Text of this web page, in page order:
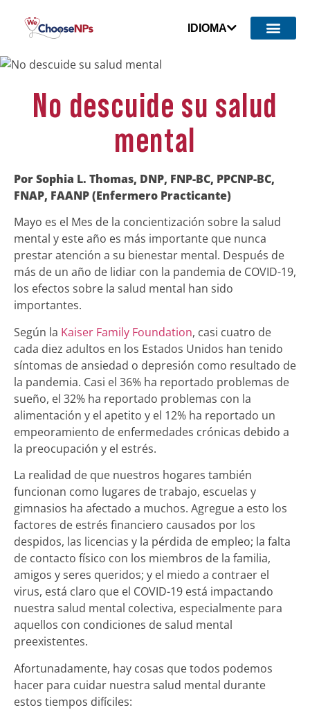
IDIOMA
No descuide su salud
mental
Por Sophia L. Thomas, DNP, FNP-BC, PPCNP-BC,
FNAP, FAANP (Enfermero Practicante)
Mayo es el Mes de la concientización sobre la salud
mental y este año es más importante que nunca
prestar atención a su bienestar mental. Después de
más de un año de lidiar con la pandemia de COVID-19,
los efectos sobre la salud mental han sido
importantes.
Según la Kaiser Family Foundation, casi cuatro de
cada diez adultos en los Estados Unidos han tenido
síntomas de ansiedad o depresión como resultado de
la pandemia. Casi el 36% ha reportado problemas de
sueño, el 32% ha reportado problemas con la
alimentación y el apetito y el 12% ha reportado un
empeoramiento de enfermedades crónicas debido a
la preocupación y el estrés.
La realidad de que nuestros hogares también
funcionan como lugares de trabajo, escuelas y
gimnasios ha afectado a muchos. Agregue a esto los
factores de estrés financiero causados ​​por los
despidos, las licencias y la pérdida de empleo; la falta
de contacto físico con los miembros de la familia,
amigos y seres queridos; y el miedo a contraer el
virus, está claro que el COVID-19 está impactando
nuestra salud mental colectiva, especialmente para
aquellos con condiciones de salud mental
preexistentes.
Afortunadamente, hay cosas que todos podemos
hacer para cuidar nuestra salud mental durante
estos tiempos difíciles: